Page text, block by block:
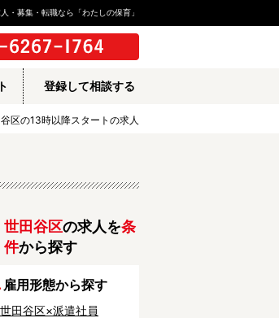
・募集・転職なら「わたしの保育」
登録して相談する
区の13時以降スタートの求人
世田谷区の求人を条
件から探す
雇用形態から探す
世田谷区×派遣社員